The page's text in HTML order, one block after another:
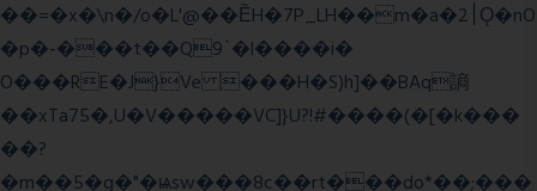
��=�x�\n�/o�L'@��ȄH�7P_LH��m�a�2׀Ǫ�nO
�p�-���t��Q9`�l����i�
O���RE�J}Ve ���H�S)h]��BAq謪
��xTa75�,U�V�����VC]}U?!#����(�[�k���
��?
�m��5�g�"�ѩsw���8c��rt���do*��;���